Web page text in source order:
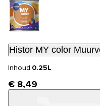
Histor MY color
Inhoud:0.25L
€ 8,49